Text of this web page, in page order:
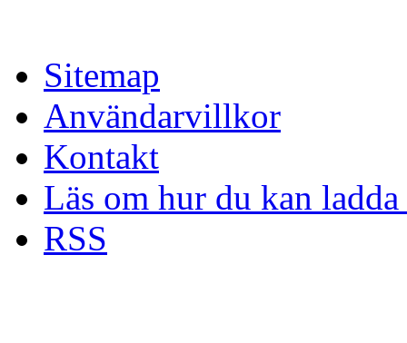
Sitemap
Användarvillkor
Kontakt
Läs om hur du kan
RSS